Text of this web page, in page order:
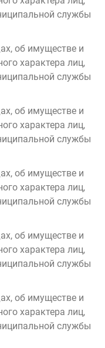
службы
об имуществе и
характера лиц,
службы
об имуществе и
характера лиц,
службы
об имуществе и
характера лиц,
службы
об имуществе и
характера лиц,
службы
об имуществе и
характера лиц,
службы